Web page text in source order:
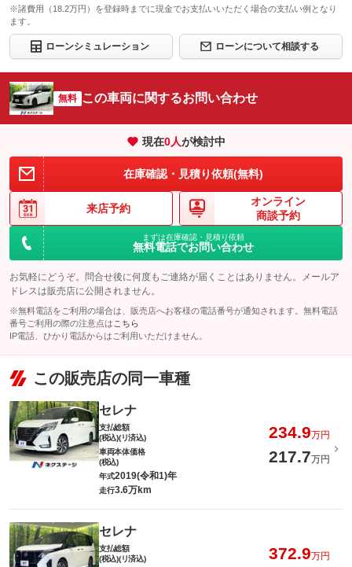
※諸費用（18.2万円）を登録時までに現金でお支払いいただく場合の支払い例となり
ます。
ローンシミュレーション ローンについて相談する
無料 この車両に関するお問い合わせ
現在0人が検討中
在庫確認・見積り依頼(無料)
来店予約
オンライン
商談予約
まずは在庫確認・見積り依頼
無料電話でお問い合わせ
お気軽にどうぞ。問合せ後に何度もご連絡が届くことはありません。メールア
ドレスは販売店に公開されません。
※無料電話をご利用の場合は、販売店へお客様の電話番号が通知されます。無料電話
番号ご利用の際の注意点は こちら
IP電話、ひかり電話からはご利用いただけません。
この販売店の同一車種
セレナ
支払総額
(税込)(リ済込)
234.9万円
車両本体価格
(税込)
217.7万円
年式2019(令和1)年
走行3.6万km
セレナ
支払総額
(税込)(リ済込)
372.9万円